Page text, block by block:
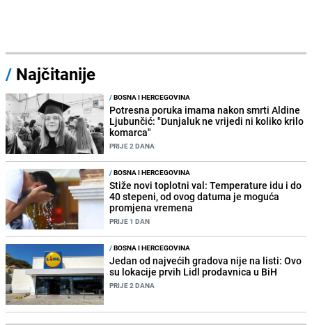
/ Najčitanije
/BOSNA I HERCEGOVINA
Potresna poruka imama nakon smrti Aldine
Ljubunčić: "Dunjaluk ne vrijedi ni koliko krilo
komarca"
PRIJE 2 DANA
/BOSNA I HERCEGOVINA
Stiže novi toplotni val: Temperature idu i do
40 stepeni, od ovog datuma je moguća
promjena vremena
PRIJE 1 DAN
/BOSNA I HERCEGOVINA
Jedan od najvećih gradova nije na listi: Ovo
su lokacije prvih Lidl prodavnica u BiH
PRIJE 2 DANA